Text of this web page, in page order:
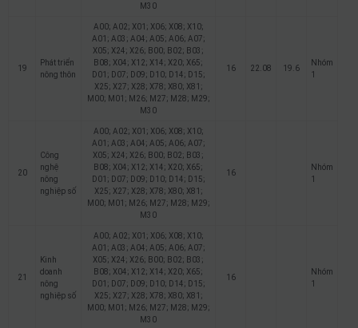
M30
19
Phát triển
nông thôn
A00; A02; X01; X06; X08; X10;
A01; A03; A04; A05; A06; A07;
X05; X24; X26; B00; B02; B03;
B08; X04; X12; X14; X20; X65;
D01; D07; D09; D10; D14; D15;
X25; X27; X28; X78; X80; X81;
M00; M01; M26; M27; M28; M29;
M30
16 22.08 19.6
Nhóm
1
20
Công
nghệ
nông
nghiệp số
A00; A02; X01; X06; X08; X10;
A01; A03; A04; A05; A06; A07;
X05; X24; X26; B00; B02; B03;
B08; X04; X12; X14; X20; X65;
D01; D07; D09; D10; D14; D15;
X25; X27; X28; X78; X80; X81;
M00; M01; M26; M27; M28; M29;
M30
16
Nhóm
1
21
Kinh
doanh
nông
nghiệp số
A00; A02; X01; X06; X08; X10;
A01; A03; A04; A05; A06; A07;
X05; X24; X26; B00; B02; B03;
B08; X04; X12; X14; X20; X65;
D01; D07; D09; D10; D14; D15;
X25; X27; X28; X78; X80; X81;
M00; M01; M26; M27; M28; M29;
M30
16
Nhóm
1